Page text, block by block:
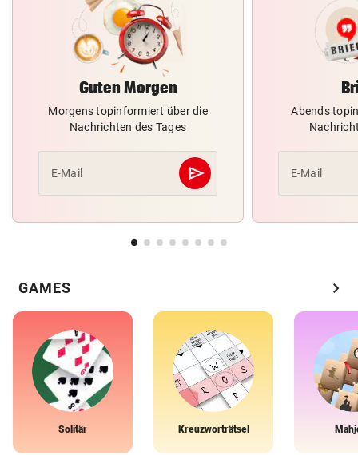
Guten Morgen
Morgens topinformiert über die
Nachrichten des Tages
E-Mail send
Abschicken
Abends
E-Mail
GAMES chevron_right
Solitär Kreuzworträtsel